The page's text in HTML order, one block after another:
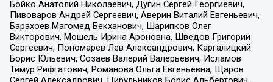
Бойко Анатолий Николаевич, Дугин Сергей Георгиевич,
Пивоваров Андрей Сергеевич, Аверин Виталий Евгеньевич,
Барахоев Магомед Бекханович, Шарипков Олег
Викторович, Мошель Ирина Ароновна, Шведов Григорий
Сергеевич, Пономарев Лев Александрович, Каргалицкий
Борис Юльевич, Созаев Валерий Валерьевич, Исламов
Тимур Рифгатович, Романова Ольга Евгеньевна, Щаров